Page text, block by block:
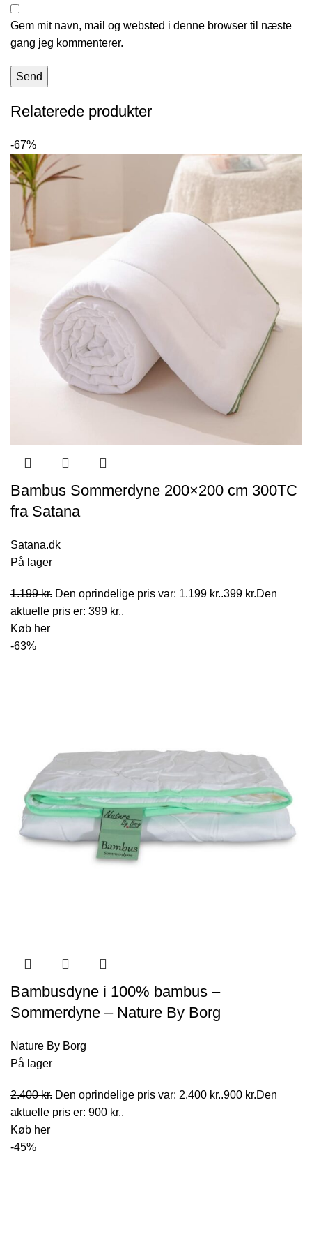
Gem mit navn, mail og websted i denne browser til næste
gang jeg kommenterer.
Relaterede produkter
-67%
Bambus Sommerdyne 200×200 cm 300TC
fra Satana
Satana.dk
På lager
1.199kr. Den oprindelige pris var: 1.199 kr..399 kr.Den
aktuelle pris er: 399 kr..
Køb her
-63%
Bambusdyne i 100% bambus –
Sommerdyne – Nature By Borg
Nature By Borg
På lager
2.400kr. Den oprindelige pris var: 2.400 kr..900 kr.Den
aktuelle pris er: 900 kr..
Køb her
-45%